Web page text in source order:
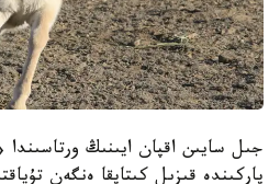
جىل سايىن اقپان ايىنىڭ
پاركىندە قىزىل كىتاپقا ەنگەن